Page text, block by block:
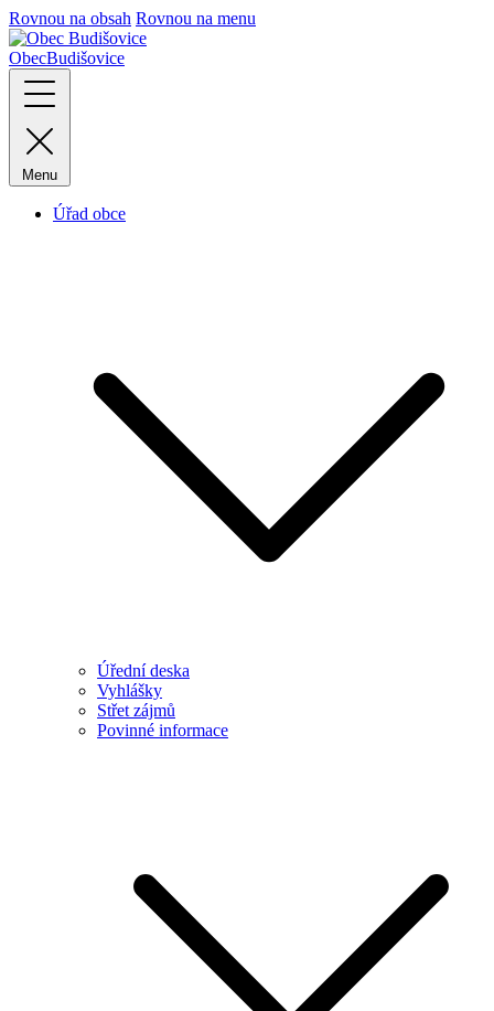
Rovnou na obsah Rovnou na menu
ObecBudišovice
Menu
Úřad obce
Úřední deska
Vyhlášky
Střet zájmů
Povinné informace